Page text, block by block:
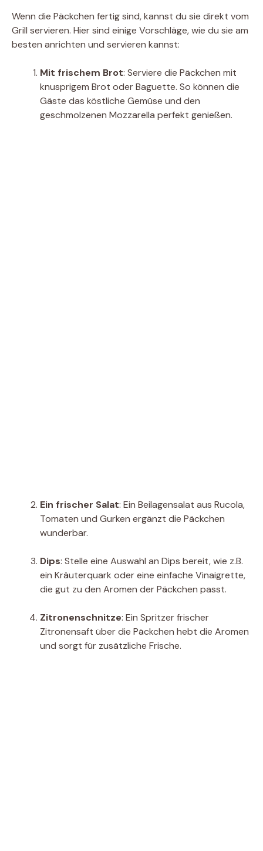
Wenn die Päckchen fertig sind, kannst du sie direkt vom
Grill servieren. Hier sind einige Vorschläge, wie du sie am
besten anrichten und servieren kannst:
Mit frischem Brot: Serviere die Päckchen mit
knusprigem Brot oder Baguette. So können die
Gäste das köstliche Gemüse und den
geschmolzenen Mozzarella perfekt genießen.
Ein frischer Salat: Ein Beilagensalat aus Rucola,
Tomaten und Gurken ergänzt die Päckchen
wunderbar.
Dips: Stelle eine Auswahl an Dips bereit, wie z.B.
ein Kräuterquark oder eine einfache Vinaigrette,
die gut zu den Aromen der Päckchen passt.
Zitronenschnitze: Ein Spritzer frischer
Zitronensaft über die Päckchen hebt die Aromen
und sorgt für zusätzliche Frische.